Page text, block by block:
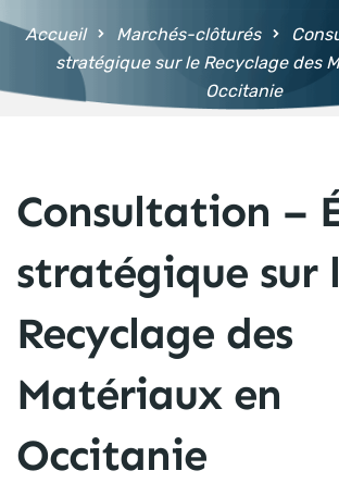
Accueil Marchés-clôturés
stratégique sur le Recyclage des
Occitanie
Consultation –
stratégique sur
Recyclage des
Matériaux en
Occitanie